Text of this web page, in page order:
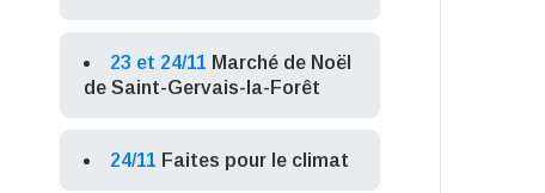
23 et 24/11 Marché de Noël
de Saint-Gervais-la-Forêt
24/11 Faites pour le climat